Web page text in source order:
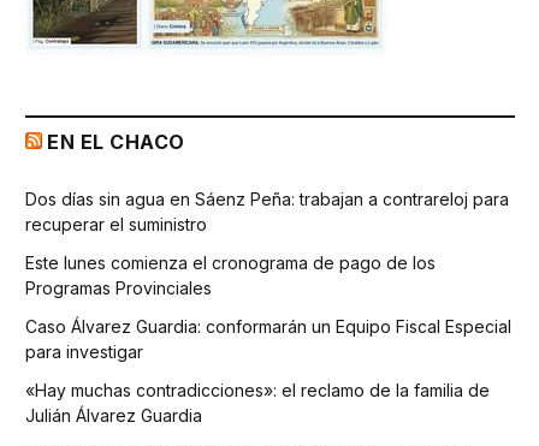
EN EL CHACO
Dos días sin agua en Sáenz Peña: trabajan a contrareloj para
recuperar el suministro
Este lunes comienza el cronograma de pago de los
Programas Provinciales
Caso Álvarez Guardia: conformarán un Equipo Fiscal Especial
para investigar
«Hay muchas contradicciones»: el reclamo de la familia de
Julián Álvarez Guardia